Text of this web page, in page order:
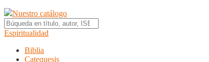
Nuestro catálogo
Espiritualidad
Biblia
Catequesis